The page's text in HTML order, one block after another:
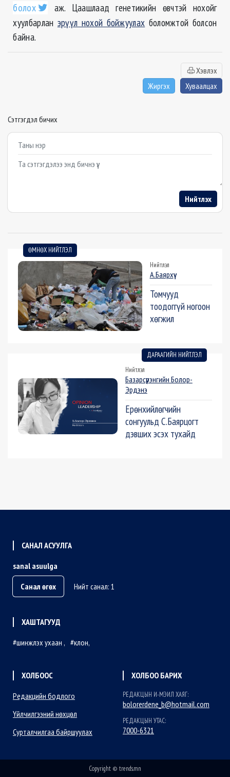
болох
аж. Цаашлаад генетикийн өвчтэй нохойг
хуулбарлан эрүүл нохой бойжуулах боломжтой болсон
байна.
Хэвлэх
Жиргэх
Хуваалцах
Сэтгэгдэл бичих
Example textarea
Нийтлэх
ӨМНӨХ НИЙТЛЭЛ
Нийтлэл
А.Баярхүү
Томчууд
тоодоггүй ногоон
хөгжил
ДАРААГИЙН НИЙТЛЭЛ
Нийтлэл
Базарсүрэнгийн Болор-
Эрдэнэ
Ерөнхийлөгчийн
сонгуульд С.Баярцогт
дэвших эсэх тухайд
САНАЛ АСУУЛГА
sanal asuulga
Санал өгөх
Нийт санал: 1
ХАШТАГУУД
шинжлэх ухаан
клон
ХОЛБООС
Редакцийн бодлого
Үйлчилгээний нөхцөл
Сурталчилгаа байршуулах
ХОЛБОО БАРИХ
РЕДАКЦЫН И-МЭИЛ ХАЯГ:
bolorerdene_b@hotmail.com
РЕДАКЦЫН УТАС:
7000-6321
Copyright © trends.mn